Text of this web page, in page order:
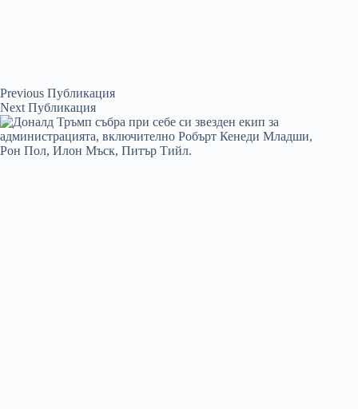
Previous Публикация
Next Публикация